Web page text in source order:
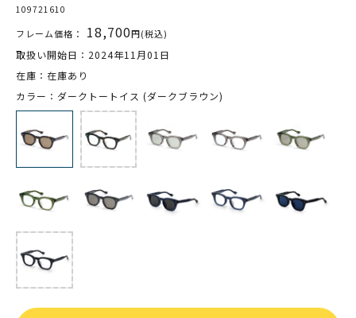
109721610
フレーム価格： 18,700円(税込)
取扱い開始日：2024年11月01日
在庫：在庫あり
カラー：ダークトートイス (ダークブラウン)